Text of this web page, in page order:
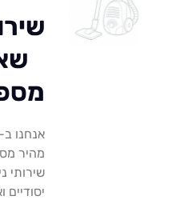
שירותים
שאנו
מספקים
אנחנו ב-נקיון
מהיר מספקים
שירותי ניקיון
יסודיים ואיכותיים